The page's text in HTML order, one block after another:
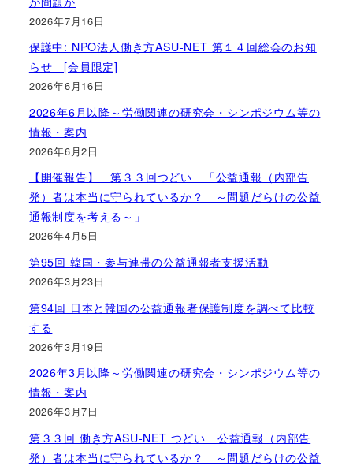
2026年7月16日
保護中: NPO法人働き方ASU-NET 第１４回総会のお知
らせ [会員限定]
2026年6月16日
2026年6月以降～労働関連の研究会・シンポジウム等の
情報・案内
2026年6月2日
【開催報告】 第３３回つどい 「公益通報（内部告
発）者は本当に守られているか？ ～問題だらけの公益
通報制度を考える～」
2026年4月5日
第95回 韓国・参与連帯の公益通報者支援活動
2026年3月23日
第94回 日本と韓国の公益通報者保護制度を調べて比較
する
2026年3月19日
2026年3月以降～労働関連の研究会・シンポジウム等の
情報・案内
2026年3月7日
第３３回 働き方ASU-NET つどい 公益通報（内部告
発）者は本当に守られているか？ ～問題だらけの公益